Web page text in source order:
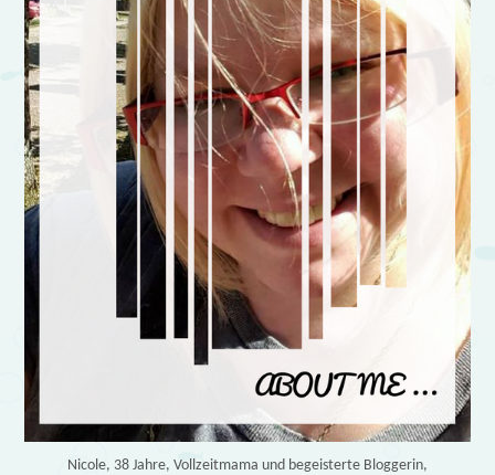
Nicole, 38 Jahre, Vollzeitmama und begeisterte Bloggerin,